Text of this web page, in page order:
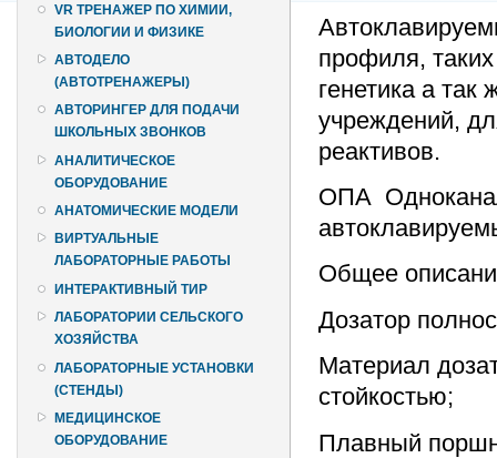
VR ТРЕНАЖЕР ПО ХИМИИ,
БИОЛОГИИ И ФИЗИКЕ
АВТОДЕЛО
(АВТОТРЕНАЖЕРЫ)
АВТОРИНГЕР ДЛЯ ПОДАЧИ
ШКОЛЬНЫХ ЗВОНКОВ
АНАЛИТИЧЕСКОЕ
ОБОРУДОВАНИЕ
АНАТОМИЧЕСКИЕ МОДЕЛИ
ВИРТУАЛЬНЫЕ
ЛАБОРАТОРНЫЕ РАБОТЫ
ИНТЕРАКТИВНЫЙ ТИР
ЛАБОРАТОРИИ СЕЛЬСКОГО
ХОЗЯЙСТВА
ЛАБОРАТОРНЫЕ УСТАНОВКИ
(СТЕНДЫ)
МЕДИЦИНСКОЕ
ОБОРУДОВАНИЕ
профиля,
генетика а так
учреждений,
реактивов.
ОПА
Общее
Дозатор
Материал
стойкостью;
Плавный